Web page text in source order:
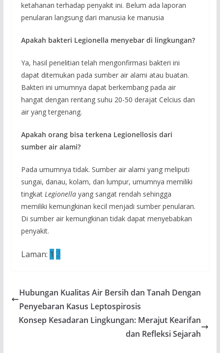
ketahanan terhadap penyakit ini. Belum ada laporan
penularan langsung dari manusia ke manusia
Apakah bakteri Legionella menyebar di lingkungan?
Ya, hasil penelitian telah mengonfirmasi bakteri ini
dapat ditemukan pada sumber air alami atau buatan.
Bakteri ini umumnya dapat berkembang pada air
hangat dengan rentang suhu 20-50 derajat Celcius dan
air yang tergenang.
Apakah orang bisa terkena Legionellosis dari
sumber air alami?
Pada umumnya tidak. Sumber air alami yang meliputi
sungai, danau, kolam, dan lumpur, umumnya memiliki
tingkat Legionellayang sangat rendah sehingga
memiliki kemungkinan kecil menjadi sumber penularan.
Di sumber air kemungkinan tidak dapat menyebabkan
penyakit.
Laman: 1 2
Hubungan Kualitas Air Bersih dan Tanah Dengan
Penyebaran Kasus Leptospirosis
Konsep Kesadaran Lingkungan: Merajut Kearifan
dan Refleksi Sejarah